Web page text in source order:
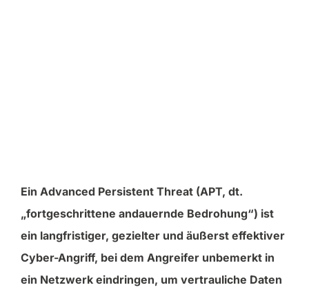
Ein Advanced Persistent Threat (APT, dt.
„fortgeschrittene andauernde Bedrohung“) ist
ein langfristiger, gezielter und äußerst effektiver
Cyber-Angriff, bei dem Angreifer unbemerkt in
ein Netzwerk eindringen, um vertrauliche Daten